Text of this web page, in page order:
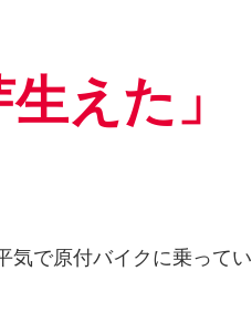
えた」
気で原付バイクに乗ってい